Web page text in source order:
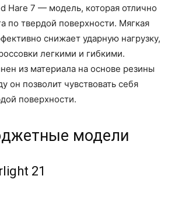
Hare 7 — модель, которая отлично
по твердой поверхности. Мягкая
снижает ударную нагрузку,
легкими и гибкими.
из материала на основе резины
он позволит чувствовать себя
поверхности.
модели
21